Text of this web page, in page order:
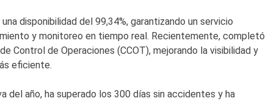
disponibilidad del 99,34%, garantizando un servicio
y monitoreo en tiempo real. Recientemente, completó
Control de Operaciones (CCOT), mejorando la visibilidad y
eficiente.
del año, ha superado los 300 días sin accidentes y ha